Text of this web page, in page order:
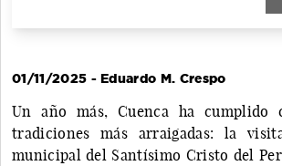
01/11/2025 - Eduardo M. Crespo
Un año más, Cuenca ha cumplido
tradiciones más arraigadas: la
municipal del Santísimo Cristo del